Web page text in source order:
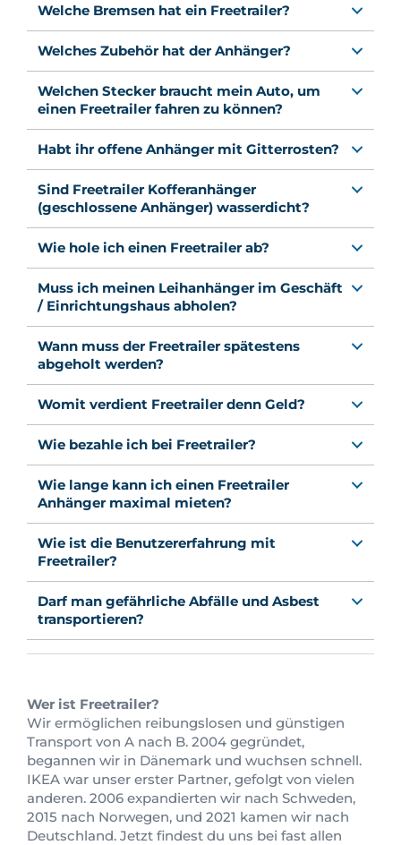
Welche Bremsen hat ein Freetrailer?
Welches Zubehör hat der Anhänger?
Welchen Stecker braucht mein Auto, um
einen Freetrailer fahren zu können?
Habt ihr offene Anhänger mit Gitterrosten?
Sind Freetrailer Kofferanhänger
(geschlossene Anhänger) wasserdicht?
Wie hole ich einen Freetrailer ab?
Muss ich meinen Leihanhänger im Geschäft
/ Einrichtungshaus abholen?
Wann muss der Freetrailer spätestens
abgeholt werden?
Womit verdient Freetrailer denn Geld?
Wie bezahle ich bei Freetrailer?
Wie lange kann ich einen Freetrailer
Anhänger maximal mieten?
Wie ist die Benutzererfahrung mit
Freetrailer?
Darf man gefährliche Abfälle und Asbest
transportieren?
Wer ist Freetrailer?
Wir ermöglichen reibungslosen und günstigen
Transport von A nach B. 2004 gegründet,
begannen wir in Dänemark und wuchsen schnell.
IKEA war unser erster Partner, gefolgt von vielen
anderen. 2006 expandierten wir nach Schweden,
2015 nach Norwegen, und 2021 kamen wir nach
Deutschland. Jetzt findest du uns bei fast allen